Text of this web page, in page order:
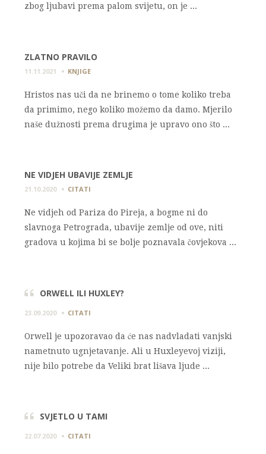
zbog ljubavi prema palom svijetu, on je ...
ZLATNO PRAVILO
11.11.2021 KNJIGE
Hristos nas uči da ne brinemo o tome koliko treba
da primimo, nego koliko možemo da damo. Mjerilo
naše dužnosti prema drugima je upravo ono što ...
NE VIDJEH UBAVIJE ZEMLJE
21.10.2020 CITATI
Ne vidjeh od Pariza do Pireja, a bogme ni do
slavnoga Petrograda, ubavije zemlje od ove, niti
gradova u kojima bi se bolje poznavala čovjekova ...
ORWELL ILI HUXLEY?
23.09.2020 CITATI
Orwell je upozoravao da će nas nadvladati vanjski
nametnuto ugnjetavanje. Ali u Huxleyevoj viziji,
nije bilo potrebe da Veliki brat lišava ljude ...
SVJETLO U TAMI
22.07.2020 CITATI